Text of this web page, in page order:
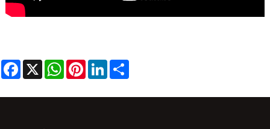
Facebook
X WhatsAppPinterestLinkedIn